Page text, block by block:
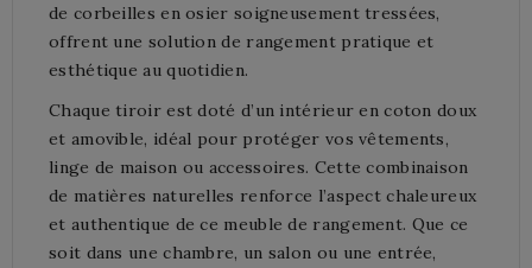
de corbeilles en osier soigneusement tressées,
offrent une solution de rangement pratique et
esthétique au quotidien.
Chaque tiroir est doté d’un intérieur en coton doux
et amovible, idéal pour protéger vos vêtements,
linge de maison ou accessoires. Cette combinaison
de matières naturelles renforce l’aspect chaleureux
et authentique de ce meuble de rangement. Que ce
soit dans une chambre, un salon ou une entrée,